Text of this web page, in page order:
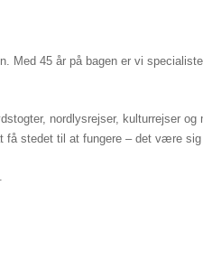
Med 45 år på bagen er vi
nordlysrejser, kulturrejser
stedet til at fungere – det være